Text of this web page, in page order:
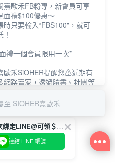
首次綁定LINE@可領＄100折扣優惠
連結 LINE 帳號
熹歐禾FB粉專，新會員可享
面禮$100優惠～
時只要輸入“FBS100"，就可
禮一個會員限用一次*
禾SiOHER提醒您⚠近期有
網路賣家，透過臉書、社團等
』品牌授權、或有內部管
者上當及受害。
疑慮請至官網先訂單查尋如
/ TS / TG〞開頭,都是我們
至 SIOHER熹歐禾